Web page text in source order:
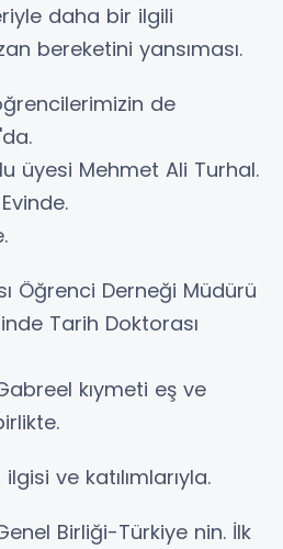
daha bir ilgili
bereketini yansıması.
de
üyesi Mehmet Ali Turhal.
Öğrenci Derneği Müdürü
Tarih Doktorası
kıymeti eş ve
ve katılımlarıyla.
Birliği-Türkiye nin. İlk